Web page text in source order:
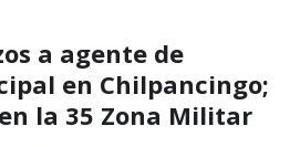
a agente de
en Chilpancingo;
la 35 Zona Militar